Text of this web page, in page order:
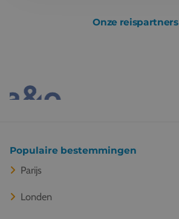
Onze reispartners
Populaire bestemmingen
Parijs
Londen